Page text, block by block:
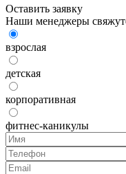
Оставить заявку
Наши менеджеры
взрослая
детская
корпоративная
фитнес-каникулы